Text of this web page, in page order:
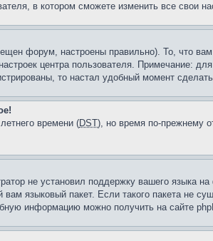
в котором сможете изменить все свои
форум, настроены правильно). То, что
центра пользователя. Примечание:
то настал удобный момент
времени (DST), но время по-прежнему
не установил поддержку вашего
языковый пакет. Если такого пакета не
информацию можно получить на сайте